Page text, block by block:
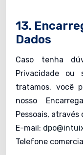
13.
Dados
Caso tenha
Privacidade ou
tratamos, você
nosso
Pessoais, através
E-mail:
Telefone